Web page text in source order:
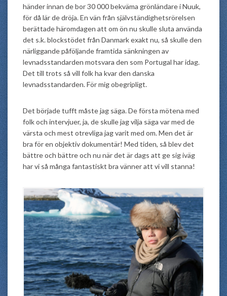
händer innan de bor 30 000 bekväma grönländare i Nuuk,
för då lär de dröja. En vän från självständighetsrörelsen
berättade häromdagen att om ön nu skulle sluta använda
det s.k. blockstödet från Danmark exakt nu, så skulle den
närliggande påföljande framtida sänkningen av
levnadsstandarden motsvara den som Portugal har idag.
Det till trots så vill folk ha kvar den danska
levnadsstandarden. För mig obegripligt.
Det började tufft måste jag säga. De första mötena med
folk och intervjuer, ja, de skulle jag vilja säga var med de
värsta och mest otrevliga jag varit med om. Men det är
bra för en objektiv dokumentär! Med tiden, så blev det
bättre och bättre och nu när det är dags att ge sig iväg
har vi så många fantastiskt bra vänner att vi vill stanna!